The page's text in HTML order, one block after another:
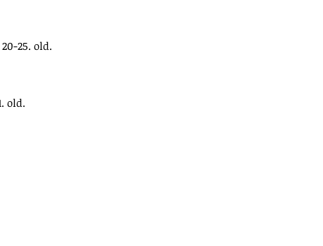
20-25. old.
old.